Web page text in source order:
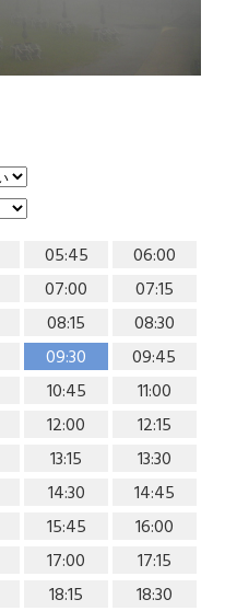
05:45
06:00
07:00
07:15
08:15
08:30
09:30
09:45
10:45
11:00
12:00
12:15
13:15
13:30
14:30
14:45
15:45
16:00
17:00
17:15
18:15
18:30